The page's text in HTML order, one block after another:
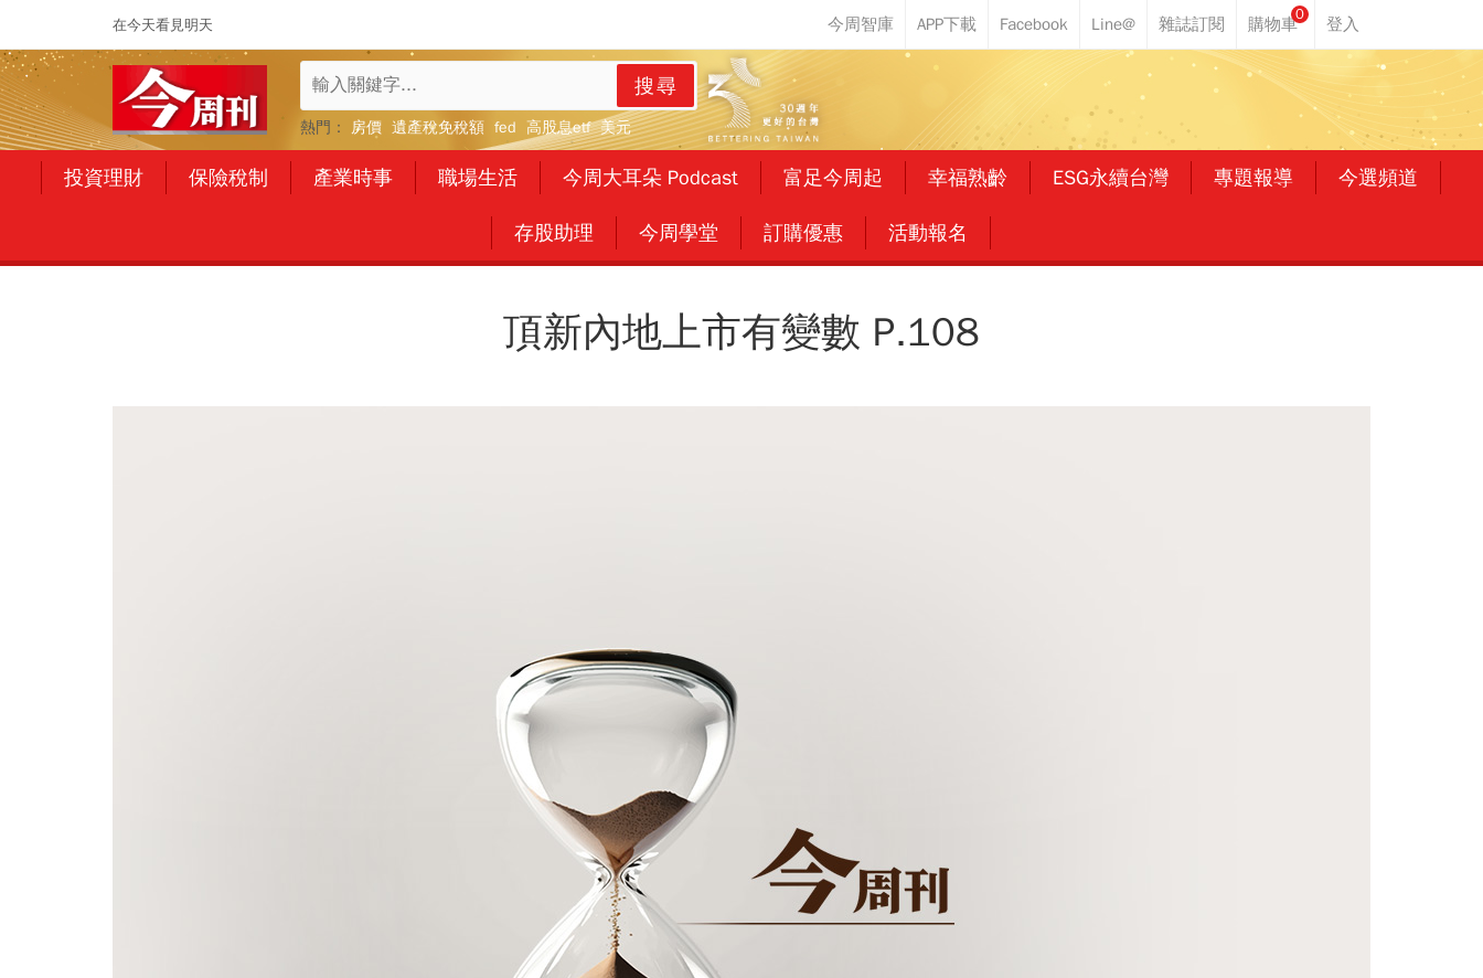
在今天看見明天
0
搜尋
熱門： 房價 遺產稅免稅額 fed 高股息etf 美元
投資理財 保險稅制 產業時事 職場生活 今周大耳朵 Podcast 富足今周起 幸福熟齡 ESG永續台灣 專題報導 今選頻道
存股助理 今周學堂 訂購優惠 活動報名
頂新內地上市有變數 P.108